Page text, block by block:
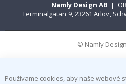
Namly Design AB |
Terminalgatan 9, 23261 Arlöv,
© Namly
Používame cookies, aby naše webové